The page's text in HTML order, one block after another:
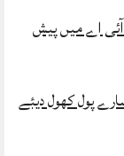
آئی اے میں‌ پیش
پول کھول دیئے